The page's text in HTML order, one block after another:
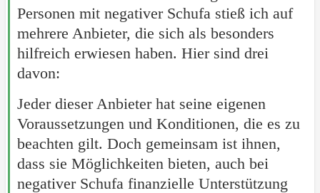
Personen mit negativer Schufa stieß ich auf
mehrere Anbieter, die sich als besonders
hilfreich erwiesen haben. Hier sind drei
davon:
Jeder dieser Anbieter hat seine eigenen
Voraussetzungen und Konditionen, die es zu
beachten gilt. Doch gemeinsam ist ihnen,
dass sie Möglichkeiten bieten, auch bei
negativer Schufa finanzielle Unterstützung